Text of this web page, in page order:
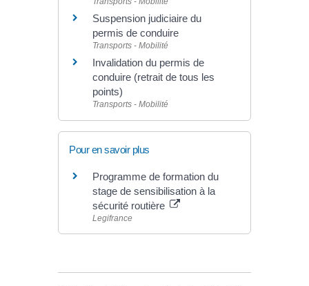
Suspension judiciaire du
permis de conduire
Transports - Mobilité
Invalidation du permis de
conduire (retrait de tous les
points)
Transports - Mobilité
Pour en savoir plus
Programme de formation du
stage de sensibilisation à la
sécurité routière
Legifrance